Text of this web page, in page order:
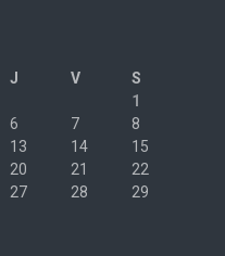
J V
S
1
6 7
8
13 14
15
20 21
22
27 28
29